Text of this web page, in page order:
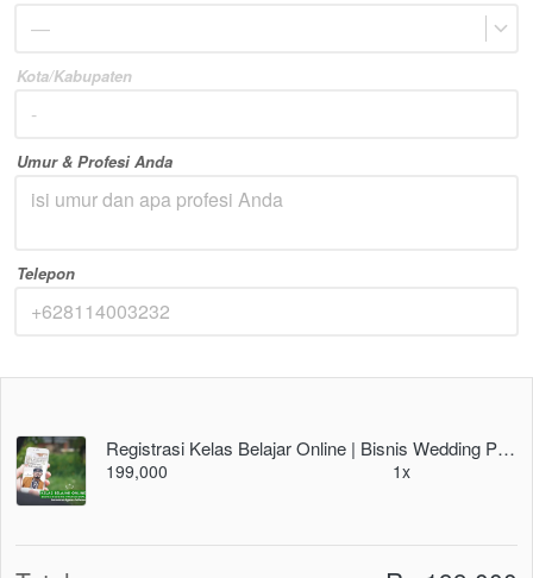
—
Kota/Kabupaten
Umur & Profesi Anda
Telepon
Registrasi Kelas Belajar Online | Bisnis Wedding Profesional (vol.1)
199,000 1x